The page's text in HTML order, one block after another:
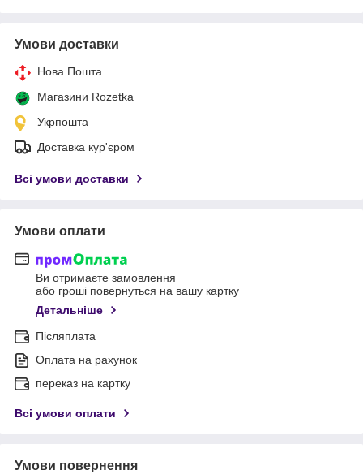
Умови доставки
Нова Пошта
Магазини Rozetka
Укрпошта
Доставка кур'єром
Всі умови доставки
Умови оплати
Ви отримаєте замовлення
або гроші повернуться на вашу картку
Детальніше
Післяплата
Оплата на рахунок
переказ на картку
Всі умови оплати
Умови повернення